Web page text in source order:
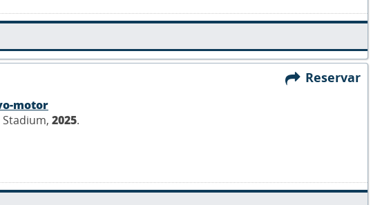
Reservar
motor
2025.